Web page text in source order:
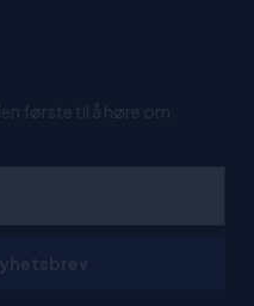
første til å høre om